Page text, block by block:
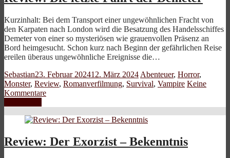
Kurzinhalt: Bei dem Transport einer ungewöhnlichen Fracht von
den Karpaten nach London wird die Besatzung des Handelsschiffes
Demeter von einer so mysteriösen wie grauenvollen Präsenz an
Bord heimgesucht. Schon kurz nach Beginn der gefährlichen Reise
ereilen überaus ungewöhnliche Ereignisse die…
Sebastian23. Februar 202412. März 2024 Abenteuer, Horror,
Monster, Review, Romanverfilmung, Survival, Vampire Keine
Kommentare
Review: Der Exorzist – Bekenntnis